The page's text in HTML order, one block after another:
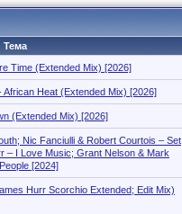
Тема
Time (Extended Mix) [2026]
Heat (Extended Mix) [2026]
(Extended Mix) [2026]
Nic Fanciulli & Robert Courtois – Set
– I Love Music; Grant Nelson & Mark
[2024]
Hurr Scorchio Extended; Edit Mix)